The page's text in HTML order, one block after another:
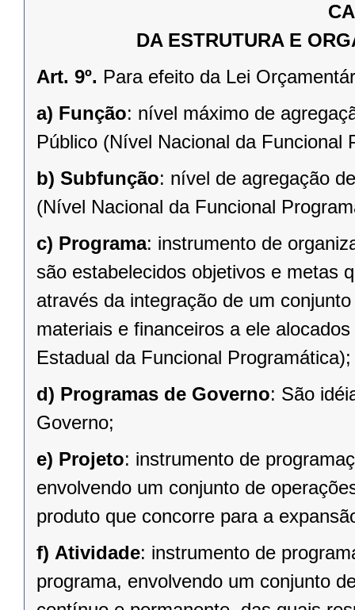
DA ESTRUTURA E
Art. 9º. Para efeito da Lei
a) Função: nível máximo de
Público (Nível Nacional da Funcional
b) Subfunção: nível de agregação
(Nível Nacional da Funcional
c) Programa: instrumento de
são estabelecidos objetivos e metas
através da integração de um
materiais e financeiros a ele
Estadual da Funcional Programática);
d) Programas de Governo: São
Governo;
e) Projeto: instrumento de
envolvendo um conjunto de
produto que concorre para a
f) Atividade: instrumento de
programa, envolvendo um conjunto